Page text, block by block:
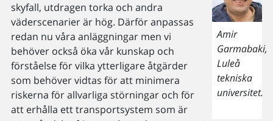
Amir
Garmabaki,
Luleå
tekniska
universitet.
skyfall, utdragen torka och andra
väderscenarier är hög. Därför anpassas
redan nu våra anläggningar men vi
behöver också öka vår kunskap och
förståelse för vilka ytterligare åtgärder
som behöver vidtas för att minimera
riskerna för allvarliga störningar och för
att erhålla ett transportsystem som är